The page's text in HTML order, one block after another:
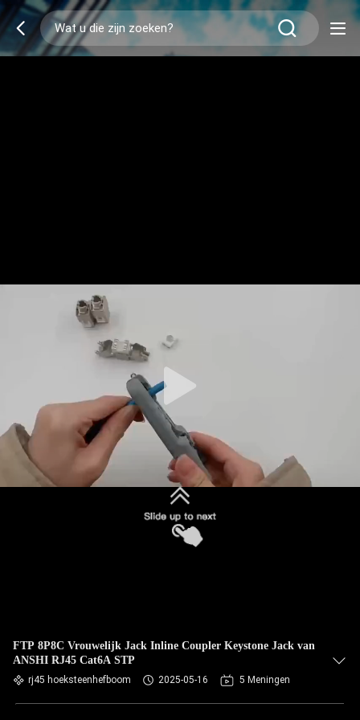
FTP 8P8C Vrouwelijk Jack Inline Coupler Keystone Jack van
ANSHI RJ45 Cat6A STP
rj45 hoeksteenhefboom 2025-05-16 5 Meningen